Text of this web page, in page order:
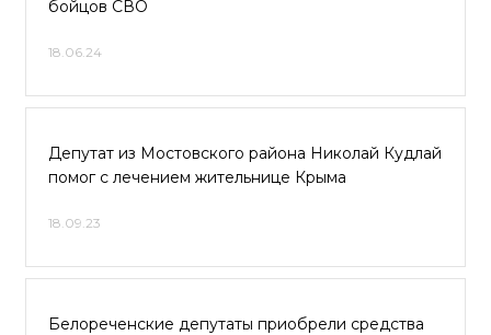
бойцов СВО
18.06.24
Депутат из Мостовского района Николай Кудлай
помог с лечением жительнице Крыма
18.09.23
Белореченские депутаты приобрели средства